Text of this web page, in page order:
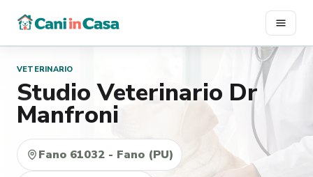
contenuto
VETERINARIO
Studio Veterinario Dr
Manfroni
Fano 61032 - Fano (PU)